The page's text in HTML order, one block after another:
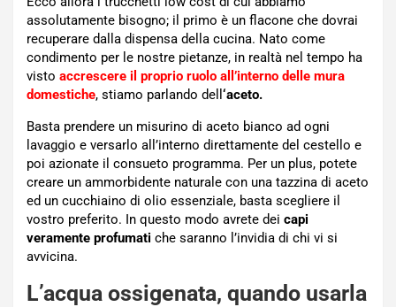
assolutamente bisogno; il primo è un flacone che dovrai
recuperare dalla dispensa della cucina. Nato come
condimento per le nostre pietanze, in realtà nel tempo ha
visto accrescere il proprio ruolo all’interno delle mura
domestiche, stiamo parlando dell ‘aceto.
Basta prendere un misurino di aceto bianco ad ogni
lavaggio e versarlo all’interno direttamente del cestello e
poi azionate il consueto programma. Per un plus, potete
creare un ammorbidente naturale con una tazzina di aceto
ed un cucchiaino di olio essenziale, basta scegliere il
vostro preferito. In questo modo avrete dei capi
veramente profumati che saranno l’invidia di chi vi si
avvicina.
L’acqua ossigenata, quando usarla